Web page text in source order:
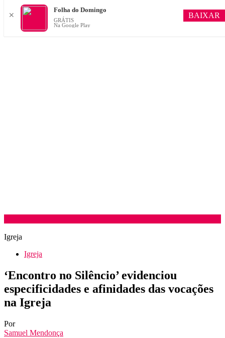
Igreja
Igreja
‘Encontro no Silêncio’ evidenciou
especificidades e afinidades das vocações
na Igreja
Por
Samuel Mendonça
✕
Folha do Domingo
GRÁTIS
Na Google Play
BAIXAR